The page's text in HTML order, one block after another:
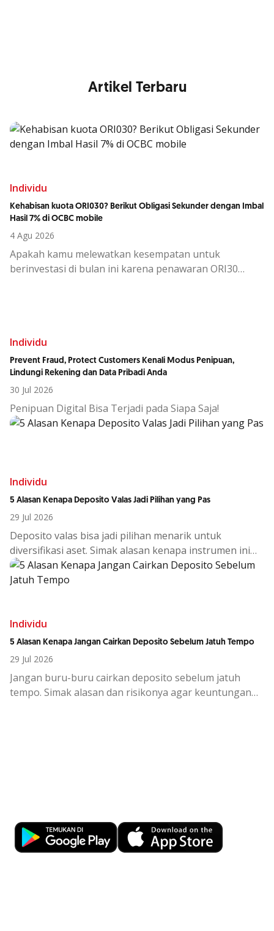
Artikel Terbaru
Individu
Kehabisan kuota ORI030? Berikut Obligasi Sekunder dengan Imbal
Hasil 7% di OCBC mobile
4 Agu 2026
Apakah kamu melewatkan kesempatan untuk
berinvestasi di bulan ini karena penawaran ORI30
Individu
Prevent Fraud, Protect Customers Kenali Modus Penipuan,
Lindungi Rekening dan Data Pribadi Anda
30 Jul 2026
Penipuan Digital Bisa Terjadi pada Siapa Saja!
Individu
5 Alasan Kenapa Deposito Valas Jadi Pilihan yang Pas
29 Jul 2026
Deposito valas bisa jadi pilihan menarik untuk
diversifikasi aset. Simakalasan kenapa instrumen ini
cocokditengahkondisiekono
Individu
5 Alasan Kenapa Jangan Cairkan Deposito Sebelum Jatuh Tempo
29 Jul 2026
Jangan buru-buru cairkan deposito sebelum jatuh
tempo. Simak alasan dan risikonya agar keuntungan